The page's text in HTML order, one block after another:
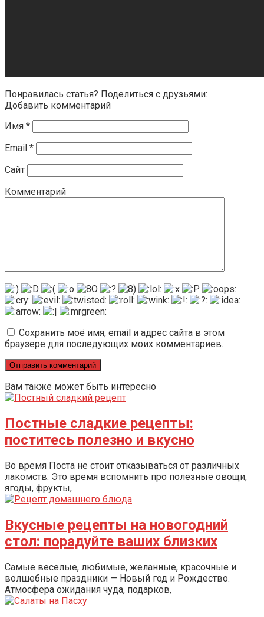
Понравилась статья? Поделиться с друзьями:
Добавить комментарий
Имя *
Email *
Сайт
Комментарий
Сохранить моё имя, email и адрес сайта в этом
браузере для последующих моих комментариев.
Вам также может быть интересно
Постные сладкие рецепты:
поститесь полезно и вкусно
Во время Поста не стоит отказываться от различных
лакомств. Это время вспомнить про полезные овощи,
ягоды, фрукты,
Вкусные рецепты на новогодний
стол: порадуйте ваших близких
Самые веселые, любимые, желанные, красочные и
волшебные праздники — Новый год и Рождество.
Атмосфера ожидания чуда, подарков,